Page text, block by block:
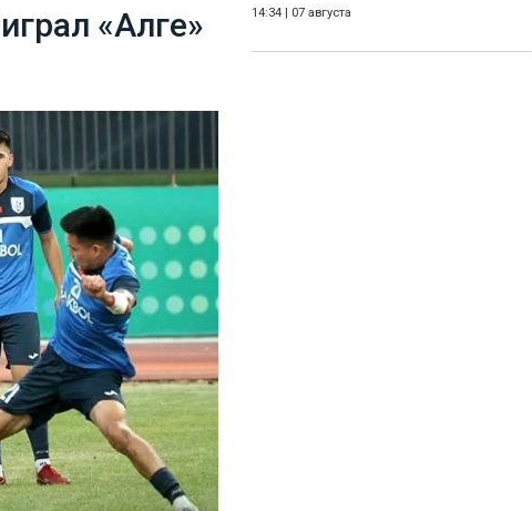
14:34 07 августа
«Алге»